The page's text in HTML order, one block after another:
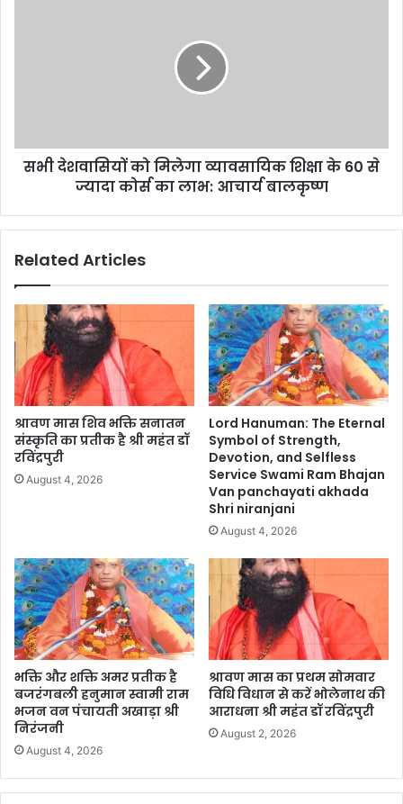
सभी देशवासियों को मिलेगा व्यावसायिक शिक्षा के 60 से
ज्यादा कोर्स का लाभ: आचार्य बालकृष्ण
Related Articles
श्रावण मास शिव भक्ति सनातन
संस्कृति का प्रतीक है श्री महंत डॉ
रविंद्रपुरी
August 4, 2026
Lord Hanuman: The Eternal
Symbol of Strength,
Devotion, and Selfless
Service Swami Ram Bhajan
Van panchayati akhada
Shri niranjani
August 4, 2026
भक्ति और शक्ति अमर प्रतीक है
बजरंगबली हनुमान स्वामी राम
भजन वन पंचायती अखाड़ा श्री
निरंजनी
August 4, 2026
श्रावण मास का प्रथम सोमवार
विधि विधान से करें भोलेनाथ की
आराधना श्री महंत डॉ रविंद्रपुरी
August 2, 2026